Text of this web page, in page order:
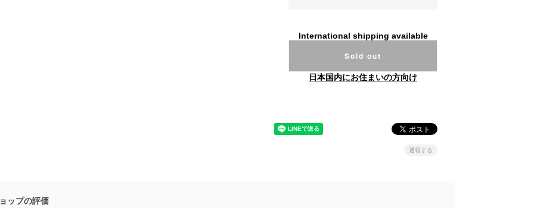
International shipping available
Sold out
日本国内にお住まいの方向け
通報する
ップの評価